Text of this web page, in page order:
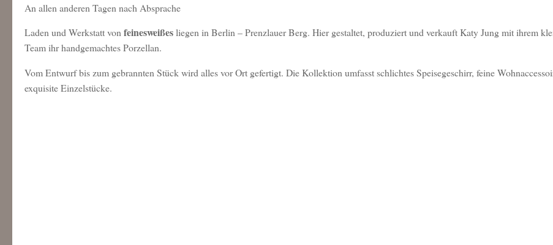
An allen anderen Tagen nach Absprache
Laden und Werkstatt vonfeinesweißesliegen in Berlin – Prenzlauer Berg. Hier gestaltet, produziert und verkauft Katy Jung mit ihrem
Team ihr handgemachtes Porzellan.
Vom Entwurf bis zum gebrannten Stück wird alles vor Ort gefertigt. Die Kollektion umfasst schlichtes Speisegeschirr, feine
exquisite Einzelstücke.